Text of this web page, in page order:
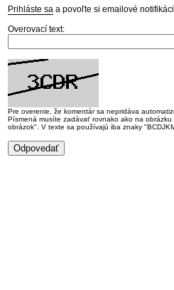
Prihláste sa a povoľte si emailové
Overovací text:
Pre overenie, že komentár sa nepridáva
Písmená musíte zadávať rovnako ako na
obrázok". V texte sa používajú iba znaky